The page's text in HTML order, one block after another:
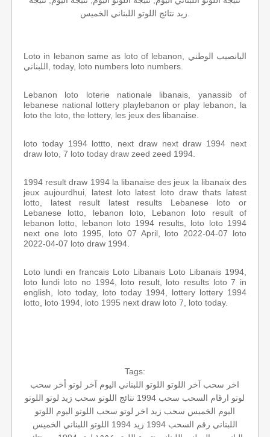
Loto in lebanon same as loto of lebanon, اليانصيب الوطني
اللبناني, today, loto numbers loto numbers.
Lebanon loto loterie nationale libanais, yanassib of
lebanese national lottery playlebanon or play lebanon, la
loto the loto, the lottery, les jeux des libanaise.
loto today 1994 lottto, next draw next draw 1994 next
draw loto, 7 loto today draw zeed zeed 1994.
1994 result draw 1994 la libanaise des jeux la libanaix des
jeux aujourdhui, latest loto latest loto draw thats latest
lotto, latest result latest results Lebanese loto or
Lebanese lotto, lebanon loto, Lebanon loto result of
lebanon lotto, lebanon loto 1994 results, loto loto 1994
next one loto 1995, loto 07 April, loto 2022-04-07 loto
2022-04-07 loto draw 1994.
Loto lundi en francais Loto Libanais Loto Libanais 1994,
loto lundi loto no 1994, loto result, loto results loto 7 in
english, loto today, loto today 1994, lottery lottery 1994
lotto, loto 1994, loto 1995 next draw loto 7, loto today.
Tags:
اخر سحب آخر اللوتو اللوتو اللبناني اليوم آخر لوتو أخر سحب
لوتو ارقام السحب سحب 1994 نتائج اللوتو سحب زيد لوتو اللوتو
اليوم الخميس سحب زيد اخر لوتو سحب اللوتو اليوم اللوتو
اللبناني رقم السحب 1994
زيد 1994
اللوتو اللبناني الخميس